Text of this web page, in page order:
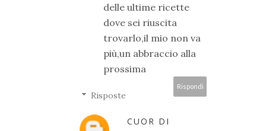
delle ultime ricette
dove sei riuscita
trovarlo,il mio non va
più,un abbraccio alla
prossima
Rispondi
Risposte
CUOR DI